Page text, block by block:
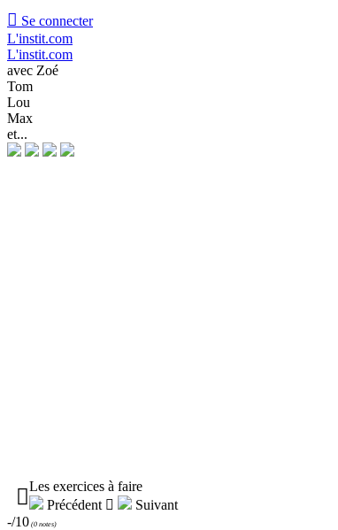
 Se connecter
L'instit.com
L'instit.com
avec Zoé
Tom
Lou
Max
et...
Les exercices à faire
Précédent 
Suivant
-/10 (0 notes)